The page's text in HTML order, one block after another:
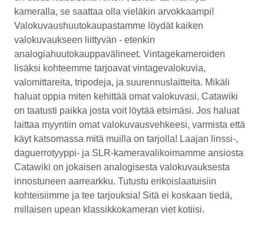
kameralla, se saattaa olla vieläkin arvokkaampi!
Valokuvaushuutokaupastamme löydät kaiken
valokuvaukseen liittyvän - etenkin
analogiahuutokauppavälineet. Vintagekameroiden
lisäksi kohteemme tarjoavat vintagevalokuvia,
valomittareita, tripodeja, ja suurennuslaitteita. Mikäli
haluat oppia miten kehittää omat valokuvasi, Catawiki
on taatusti paikka josta voit löytää etsimäsi. Jos haluat
laittaa myyntiin omat valokuvausvehkeesi, varmista että
käyt katsomassa mitä muilla on tarjolla! Laajan linssi-,
daguerrotyyppi- ja SLR-kameravalikoimamme ansiosta
Catawiki on jokaisen analogisesta valokuvauksesta
innostuneen aarrearkku. Tutustu erikoislaatuisiin
kohteisiimme ja tee tarjouksia! Sitä ei koskaan tiedä,
millaisen upean klassikkokameran viet kotiisi.